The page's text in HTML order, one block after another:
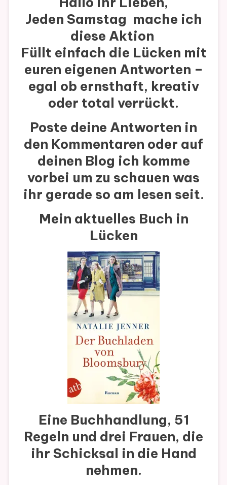
Füll
Lücke
Jeden Samstag mache ich
diese Aktion
Füllt einfach die Lücken mit
euren eigenen Antworten –
egal ob ernsthaft, kreativ
oder total verrückt.
Poste deine Antworten in
den Kommentaren oder auf
deinen Blog ich komme
vorbei um zu schauen was
ihr gerade so am lesen seit.
Mein aktuelles Buch in
Lücken
Eine Buchhandlung, 51
Regeln und drei Frauen, die
ihr Schicksal in die Hand
nehmen.